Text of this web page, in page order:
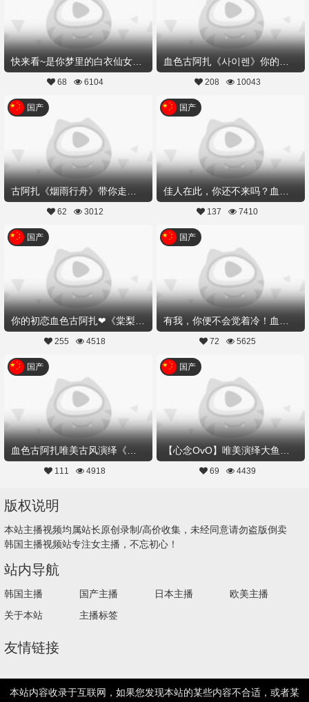
68 6104 208 10043
国产
62 3012
国产
137 7410
国产
255 4518
国产
72 5625
国产
111 4918
国产
69 4439
版权说明
本站主播视频均属站长原创录制/高价收集，未经同意请勿盗版倒卖
韩国主播视频站专注女主播，不忘初心！
站内导航
韩国主播 国产主播 日本主播
欧美主播
关于本站
主播标签
友情链接
本站内容收录于互联网，如果您发现本站的某些内容不合适，或者某